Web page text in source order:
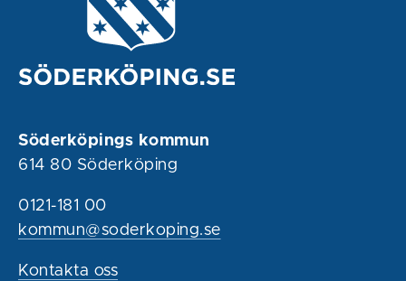
Söderköpings kommun
614 80 Söderköping
0121-181 00
kommun@soderkoping.se
Kontakta oss